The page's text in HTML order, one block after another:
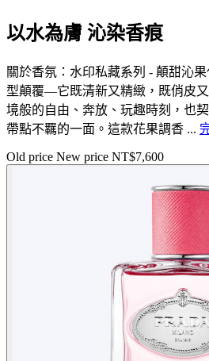
以水為膚 沁染香痕
關於香氛：水印私藏系列 - 顛甜沁
型顛覆—它既清新又精緻，既俏皮
境般的自由、奔放、玩趣時刻，也
帶點不羈的一面。這款花果調香 ...
Old price New price NT$7,600